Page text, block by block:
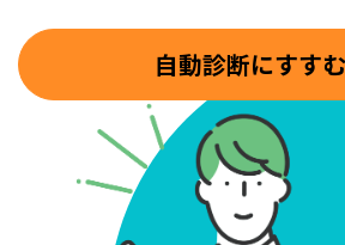
自動診断にすすむ